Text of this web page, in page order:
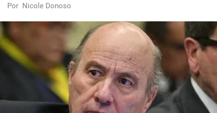
Por Nicole Donoso